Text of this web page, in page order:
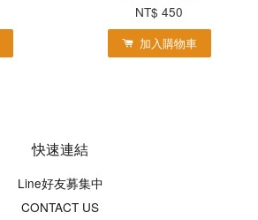
NT$ 450
加入購物車
快速連結
Line好友募集中
CONTACT US